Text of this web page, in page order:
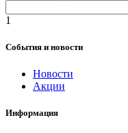
1
События и новости
Новости
Акции
Информация